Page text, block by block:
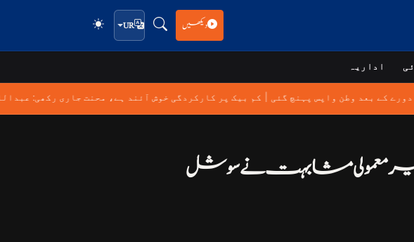
دیکھیں UR
اداریہ
کم بیک پر کارکردگی خوش آئند ہے، محنت جاری رکھی: | دورے کے بعد وطن واپس پہنچ گئی
غیر معمولی مشابہت نے سوشل